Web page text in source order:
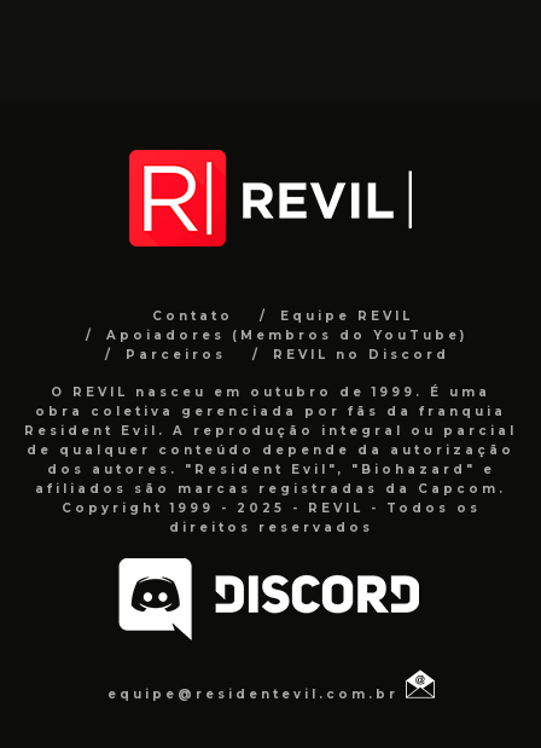
Contato
Equipe REVIL
Apoiadores (Membros do YouTube)
Parceiros
REVIL no Discord
O REVIL nasceu em outubro de 1999. É uma
obra coletiva gerenciada por fãs da franquia
Resident Evil. A reprodução integral ou parcial
de qualquer conteúdo depende da autorização
dos autores. "Resident Evil", "Biohazard" e
afiliados são marcas registradas da Capcom.
Copyright 1999 - 2025 - REVIL - Todos os
direitos reservados
equipe@residentevil.com.br